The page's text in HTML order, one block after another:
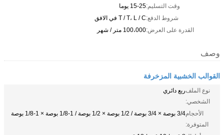
وقت التسليم:15-25 يوما
شروط الدفع:T / T، L / C في الافق
القدرة على العرض:100،000 متر / شهر
وصف
القوالب الخشبية المزخرفة
نوع الملف
الشخصي:
ربع دائري
الأحجام
المتوفرة:
3/4 بوصة × 3/4 بوصة / 1/2 بوصة × 1/2 بوصة / 1-1/8 بوصة × 1-1/8 بوصة